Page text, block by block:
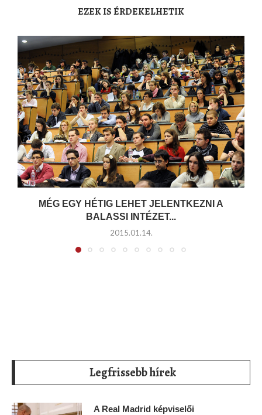
EZEK IS ÉRDEKELHETIK
MÉG EGY HÉTIG LEHET JELENTKEZNI A
BALASSI INTÉZET...
2015.01.14.
Legfrissebb hírek
A Real Madrid képviselői